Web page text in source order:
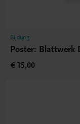
Bildung
Poster: Blattwerk
€ 15,00